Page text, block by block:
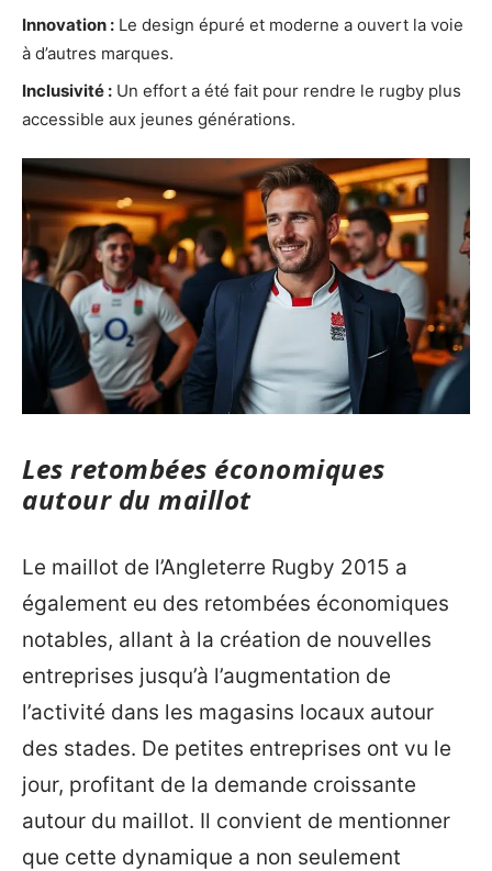
Innovation : Le design épuré et moderne a ouvert la voie
à d’autres marques.
Inclusivité : Un effort a été fait pour rendre le rugby plus
accessible aux jeunes générations.
Les retombées économiques
autour du maillot
Le maillot de l’Angleterre Rugby 2015 a
également eu des retombées économiques
notables, allant à la création de nouvelles
entreprises jusqu’à l’augmentation de
l’activité dans les magasins locaux autour
des stades. De petites entreprises ont vu le
jour, profitant de la demande croissante
autour du maillot. Il convient de mentionner
que cette dynamique a non seulement